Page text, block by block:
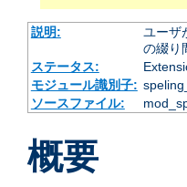
説明:
ユーザ
の綴り
ステータス:
モジュール識別子:
ソースファイル:
概要